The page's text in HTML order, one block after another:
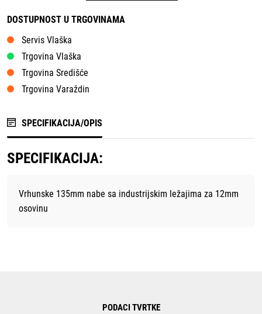
DOSTUPNOST U TRGOVINAMA
Servis Vlaška
Trgovina Vlaška
Trgovina Središće
Trgovina Varaždin
SPECIFIKACIJA/OPIS
SPECIFIKACIJA:
Vrhunske 135mm nabe sa industrijskim ležajima za 12mm
osovinu
PODACI TVRTKE